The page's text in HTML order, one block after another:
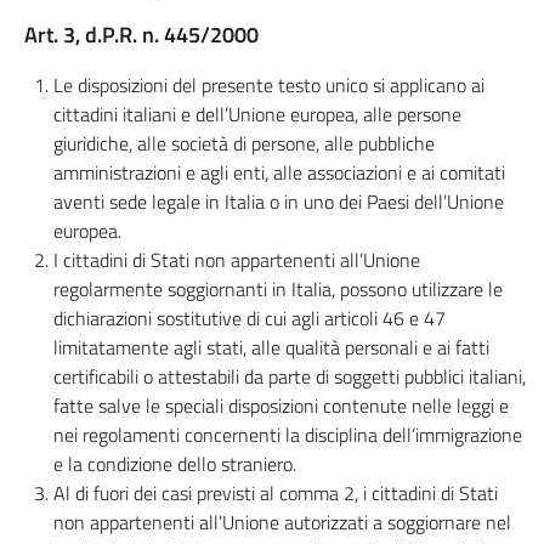
Art. 3, d.P.R. n. 445/2000
Le disposizioni del presente testo unico si applicano ai
cittadini italiani e dell’Unione europea, alle persone
giuridiche, alle società di persone, alle pubbliche
amministrazioni e agli enti, alle associazioni e ai comitati
aventi sede legale in Italia o in uno dei Paesi dell’Unione
europea.
I cittadini di Stati non appartenenti all’Unione
regolarmente soggiornanti in Italia, possono utilizzare le
dichiarazioni sostitutive di cui agli articoli 46 e 47
limitatamente agli stati, alle qualità personali e ai fatti
certificabili o attestabili da parte di soggetti pubblici italiani,
fatte salve le speciali disposizioni contenute nelle leggi e
nei regolamenti concernenti la disciplina dell’immigrazione
e la condizione dello straniero.
Al di fuori dei casi previsti al comma 2, i cittadini di Stati
non appartenenti all’Unione autorizzati a soggiornare nel